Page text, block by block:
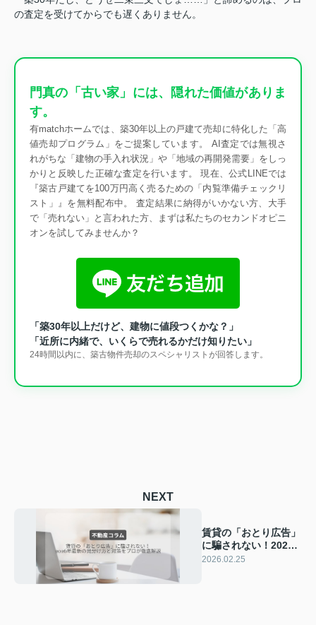
の査定を受けてからでも遅くありません。
門真の「古い家」には、隠れた価値がありま
す。
有matchホームでは、築30年以上の戸建て売却に特化した「高
値売却プログラム」をご提案しています。 AI査定では無視さ
れがちな「建物の手入れ状況」や「地域の再開発需要」をしっ
かりと反映した正確な査定を行います。 現在、公式LINEでは
『築古戸建てを100万円高く売るための「内覧準備チェックリ
スト」』を無料配布中。 査定結果に納得がいかない方、大手
で「売れない」と言われた方、まずは私たちのセカンドオピニ
オンを試してみませんか？
「築30年以上だけど、建物に値段つくかな？」
「近所に内緒で、いくらで売れるかだけ知りたい」
24時間以内に、築古物件売却のスペシャリストが回答します。
NEXT
賃貸の「おとり広告」
に騙されない！2026
年最新の見分け方と対
2026.02.25